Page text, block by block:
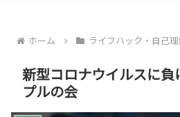
ホーム ライフハック・自己
新型コロナウイルスに
プルの会